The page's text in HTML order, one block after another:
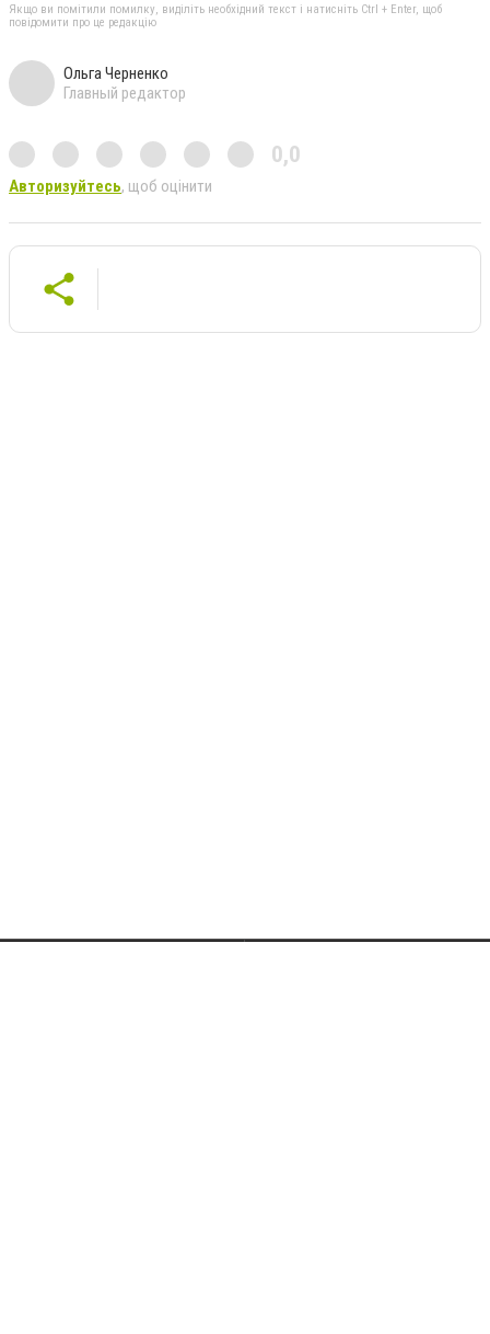
Якщо ви помітили помилку, виділіть необхідний текст і натисніть Ctrl + Enter, щоб
повідомити про це редакцію
Ольга Черненко
Главный редактор
0,0
Авторизуйтесь, щоб оцінити